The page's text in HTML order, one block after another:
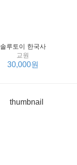
솔루토이 한국사
교원
30,000원